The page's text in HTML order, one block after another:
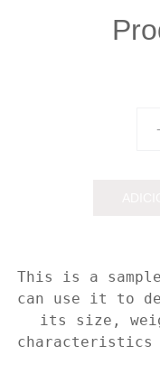
-
This is a
can use it to
its size,
characteristics